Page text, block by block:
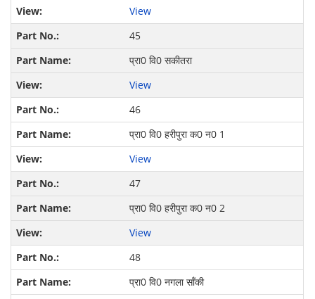
View
45
प्रा0 वि0 सकीतरा
View
46
प्रा0 वि0 हरीपुरा क0 न0 1
View
47
प्रा0 वि0 हरीपुरा क0 न0 2
View
48
प्रा0 वि0 नगला सॉंकी